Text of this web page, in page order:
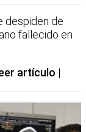
despiden de
fallecido en
artículo